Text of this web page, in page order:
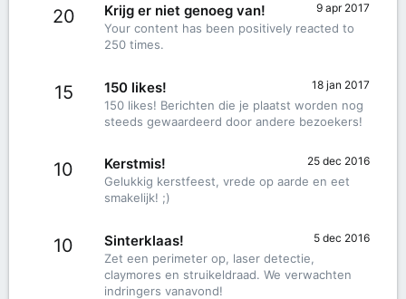
20 9 apr 2017
Krijg er niet genoeg van!
Your content has been positively reacted to
250 times.
15 18 jan 2017
150 likes!
150 likes! Berichten die je plaatst worden nog
steeds gewaardeerd door andere bezoekers!
10 25 dec 2016
Kerstmis!
Gelukkig kerstfeest, vrede op aarde en eet
smakelijk! ;)
10 5 dec 2016
Sinterklaas!
Zet een perimeter op, laser detectie,
claymores en struikeldraad. We verwachten
indringers vanavond!